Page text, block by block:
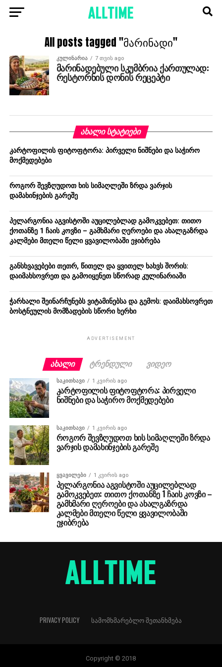
All posts tagged "მარინადი"
ᲙᲣᲚᲘᲜᲐᲠᲘᲐ 7 თვის ago
მარინადებული სკუმბრია ქართულად:
რესტორნის დონის რეცეპტი
ᲐᲮᲐᲚᲘ ᲡᲢᲐᲢᲘᲔᲑᲘ
კარტოფილის ფიტოფტორა: პირველი ნიშნები და საჭირო
მოქმედებები
როგორ შევზღუდოთ ხის სიმაღლეში ზრდა ვარჯის
დამახინჯების გარეშე
პელარგონია აგვისტოში აუცილებლად გამოკვებეთ: თითო
ქოთანზე 1 ჩაის კოვზი – გამხმარი ღეროები და ახალგაზრდა
კალმები მთელი წელი ყვავილობაში ეჯიბრება
განსხვავებები თეთრ, წითელ და ყვითელ ხახვს შორის:
დაიმახსოვრეთ და გამოიყენეთ სწორად კულინარიაში
ჭარხალი შეინარჩუნებს ვიტამინებსა და გემოს: დაიმახსოვრეთ
ბოსტნეულის მომზადების სწორი ხერხი
ADVERTISEMENT
ᲐᲮᲐᲚᲘ ᲢᲠᲔᲜᲓᲣᲚᲘ ᲕᲘᲓᲔᲝ
ᲡᲐᲙᲘᲗᲮᲐᲕᲘ 1 კვირის ago
კარტოფილის ფიტოფტორა: პირველი
ნიშნები და საჭირო მოქმედებები
ᲡᲐᲙᲘᲗᲮᲐᲕᲘ 1 კვირის ago
როგორ შევზღუდოთ ხის სიმაღლეში ზრდა
ვარჯის დამახინჯების გარეშე
ᲧᲕᲐᲕᲘᲚᲔᲑᲘ 1 კვირის ago
პელარგონია აგვისტოში აუცილებლად
გამოკვებეთ: თითო ქოთანზე 1 ჩაის კოვზი –
გამხმარი ღეროები და ახალგაზრდა
კალმები მთელი წელი ყვავილობაში
ეჯიბრება
PRIVACY POLICY ᲡᲐᲛᲝᲛᲮᲛᲐᲠᲔᲑᲚᲝ ᲨᲔᲗᲐᲜᲮᲛᲔᲑᲐ
Copyright © 2018